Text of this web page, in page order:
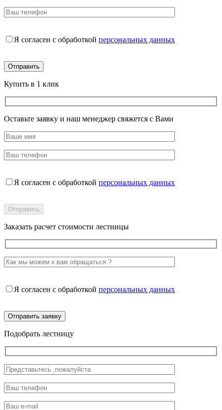
Я согласен с обработкой персональных данных
Купить в 1 клик
Оставьте заявку и наш менеджер свяжется с Вами
Я согласен с обработкой персональных данных
Заказать расчет стоимости лестницы
Я согласен с обработкой персональных данных
Подобрать лестницу